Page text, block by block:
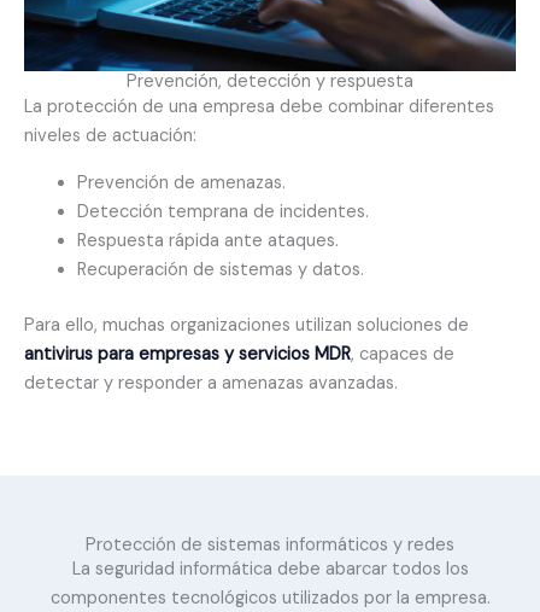
Prevención, detección y respuesta
La protección de una empresa debe combinar diferentes
niveles de actuación:
Prevención de amenazas.
Detección temprana de incidentes.
Respuesta rápida ante ataques.
Recuperación de sistemas y datos.
Para ello, muchas organizaciones utilizan soluciones de
antivirus para empresas y servicios MDR, capaces de
detectar y responder a amenazas avanzadas.
Protección de sistemas informáticos y redes
La seguridad informática debe abarcar todos los
componentes tecnológicos utilizados por la empresa.